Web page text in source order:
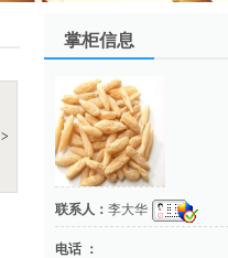
>
掌柜信息
联系人： 李大华
电话 ：